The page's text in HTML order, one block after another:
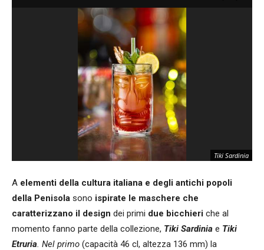
Tiki Sardinia
A elementi della cultura italiana e degli antichi popoli
della Penisola sono ispirate le maschere che
caratterizzano il design dei primi due bicchieri che al
momento fanno parte della collezione, Tiki Sardinia e Tiki
Etruria. Nel primo (capacità 46 cl, altezza 136 mm) la